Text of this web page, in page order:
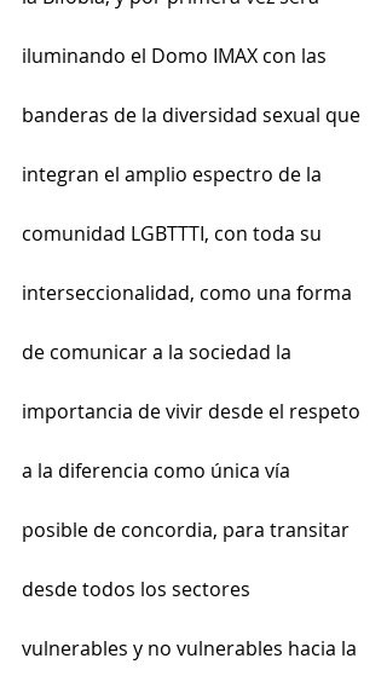
iluminando el Domo IMAX con las
banderas de la diversidad sexual que
integran el amplio espectro de la
comunidad LGBTTTI, con toda su
interseccionalidad, como una forma
de comunicar a la sociedad la
importancia de vivir desde el respeto
a la diferencia como única vía
posible de concordia, para transitar
desde todos los sectores
vulnerables y no vulnerables hacia la